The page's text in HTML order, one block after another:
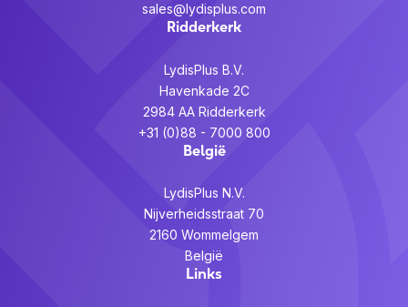
sales@lydisplus.com
Ridderkerk
LydisPlus B.V.
Havenkade 2C
2984 AA Ridderkerk
+31 (0)88 - 7000 800
België
LydisPlus N.V.
Nijverheidsstraat 70
2160 Wommelgem
België
Links